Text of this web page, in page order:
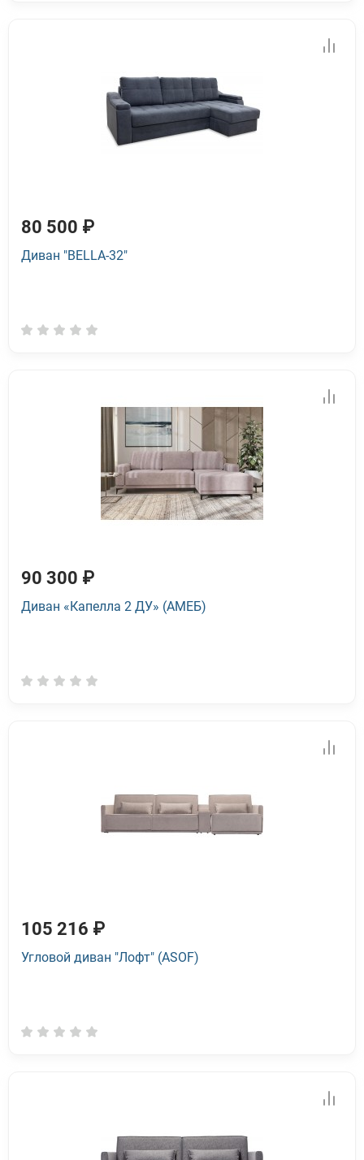
80 500 ₽
Диван "BELLA-32"
90 300 ₽
Диван «Капелла 2 ДУ» (АМЕБ)
105 216 ₽
Угловой диван "Лофт" (ASOF)